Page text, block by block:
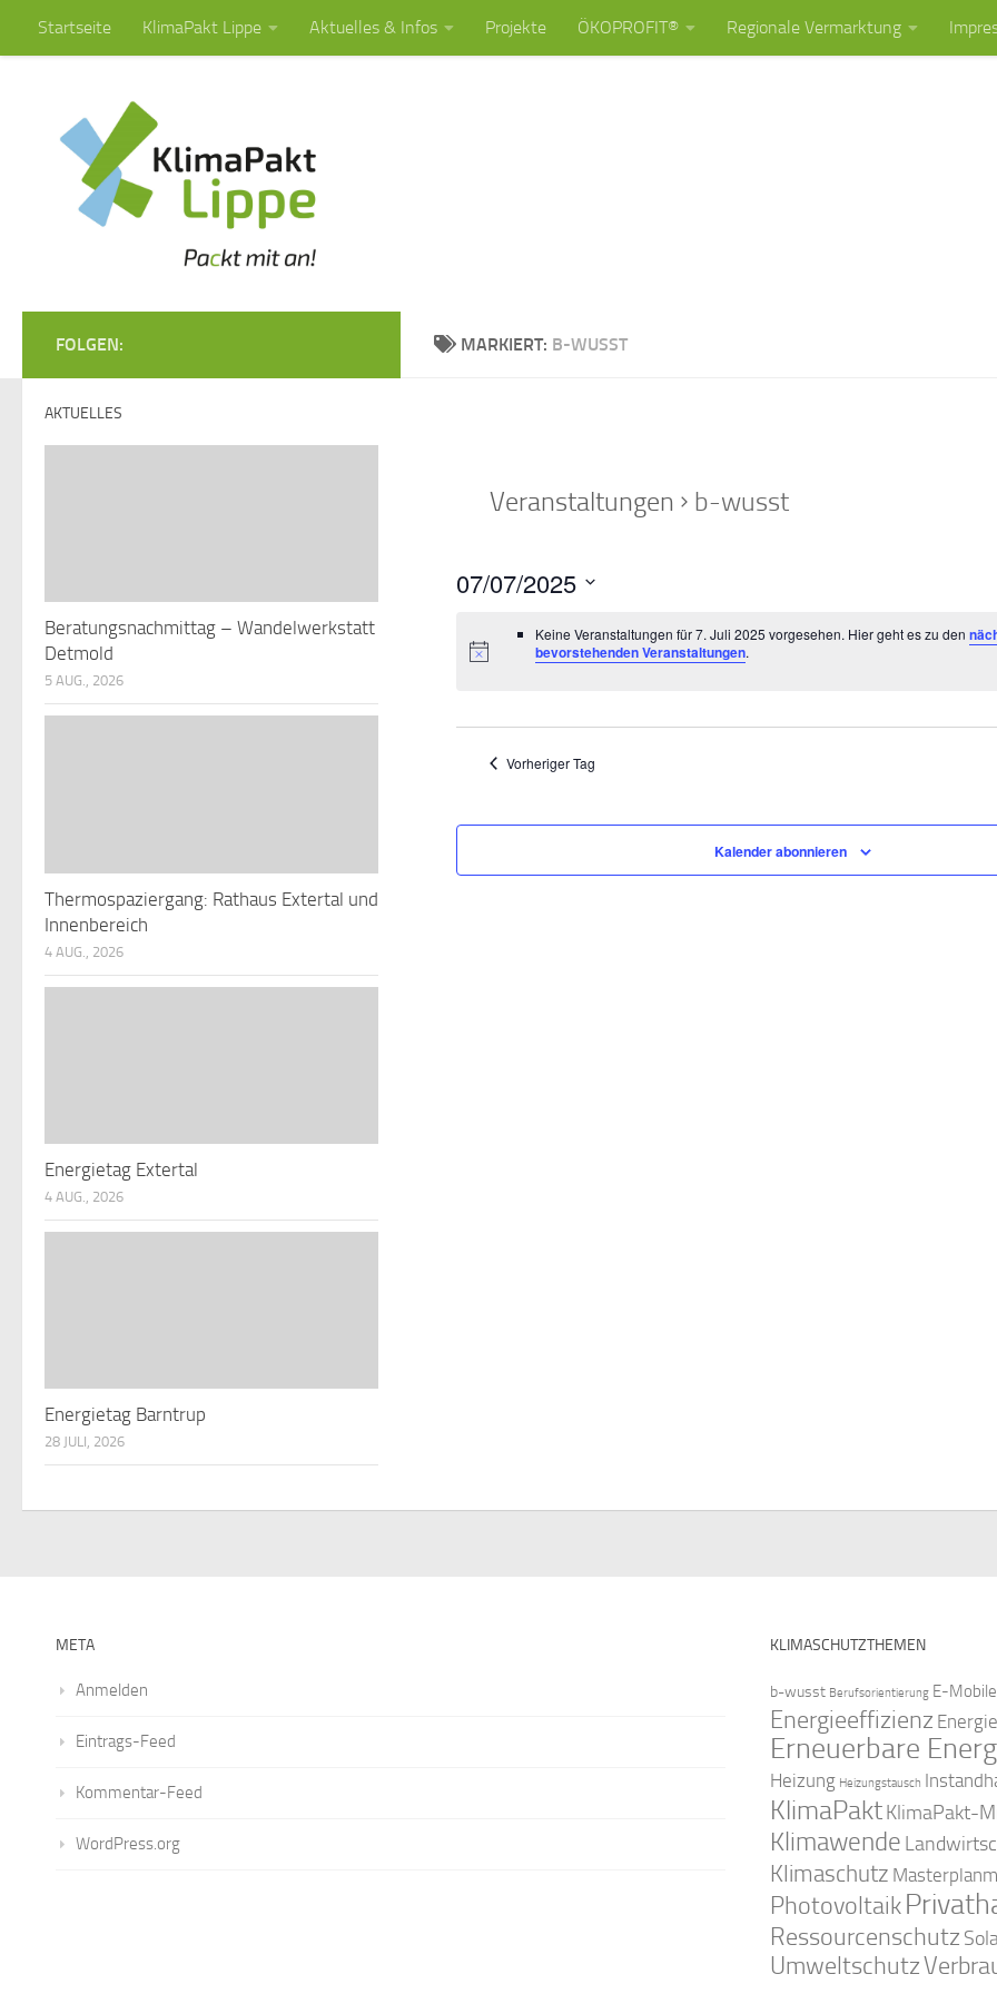
Zum Inhalt springen
Startseite KlimaPakt Lippe Aktuelles & Infos Projekte ÖKOPROFIT® Regionale Vermarktung
MARKIERT: B-WUSST
Veranstaltungen b-wusst
07/07/2025
wählen.
Keine Veranstaltungen für 7. Juli 2025 vorgesehen. Hier geht es zu den
bevorstehenden Veranstaltungen.
Vorheriger Tag
Kalender abonnieren
FOLGEN:
AKTUELLES
Beratungsnachmittag – Wandelwerkstatt
Detmold
5 AUG., 2026
Thermospaziergang: Rathaus Extertal und
Innenbereich
4 AUG., 2026
Energietag Extertal
4 AUG., 2026
Energietag Barntrup
28 JULI, 2026
META
Anmelden
Eintrags-Feed
Kommentar-Feed
WordPress.org
KLIMASCHUTZTHEMEN
b-wusst Berufsorientierung E-Mobile
Energieeffizienz
Erneuerbare
Heizung Heizungstausch
KlimaPaktKlimaPakt-
Klimawende
Klimaschutz
Photovoltaik
Ressourcenschutz
Umweltschutz